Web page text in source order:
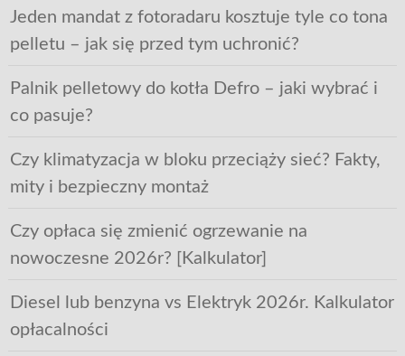
Jeden mandat z fotoradaru kosztuje tyle co tona
pelletu – jak się przed tym uchronić?
Palnik pelletowy do kotła Defro – jaki wybrać i
co pasuje?
Czy klimatyzacja w bloku przeciąży sieć? Fakty,
mity i bezpieczny montaż
Czy opłaca się zmienić ogrzewanie na
nowoczesne 2026r? [Kalkulator]
Diesel lub benzyna vs Elektryk 2026r. Kalkulator
opłacalności